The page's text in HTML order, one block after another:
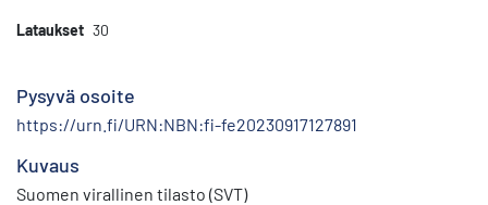
Lataukset 30
Pysyvä osoite
https://urn.fi/URN:NBN:fi-fe20230917127891
Kuvaus
Suomen virallinen tilasto (SVT)